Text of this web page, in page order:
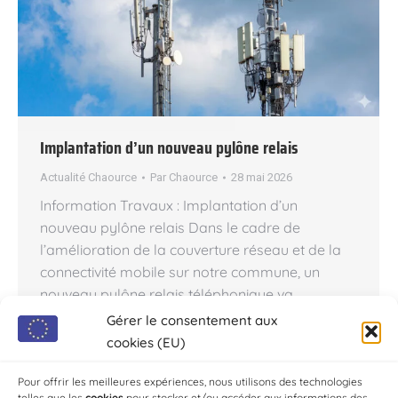
Gérer le consentement aux
cookies (EU)
Pour offrir les meilleures expériences, nous utilisons des technologies
Implantation d’un nouveau pylône relais
Actualité Chaource Par Chaource 28 mai 2026
Information Travaux : Implantation d’un
nouveau pylône relais Dans le cadre de
l’amélioration de la couverture réseau et de la
connectivité mobile sur notre commune, un
nouveau pylône relais téléphonique va
prochainement être installé. Localisation et
caractéristiques du projet : Secteur concerné :
mètres Objectifs de…